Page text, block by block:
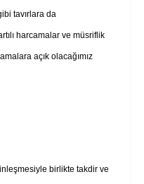
tavırlara da
harcamalar ve müsriflik
açık olacağımız
birlikte takdir ve